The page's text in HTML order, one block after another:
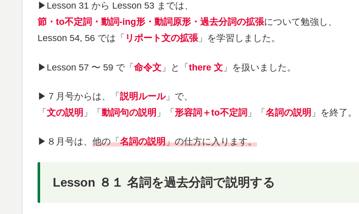
▶︎Lesson 31 から Lesson 53 までは、
節・to不定詞・動詞-ing形・動詞原形・過去分詞の拡張について勉強し、
Lesson 54, 56 では「 リポート文の拡張」を学習しました。
▶︎Lesson 57 〜 59 で「 命令文 」と「 there 文 」を扱いました。
▶︎７月号からは、「 説明ルール」で、
「 文の説明 」「 動詞句の説明 」「 形容詞＋to不定詞 」「 名詞の説明 」を終了。
▶︎８月号は、 他の「名詞の説明」の仕方に入ります。
Lesson ８１ 名詞を過去分詞で説明する